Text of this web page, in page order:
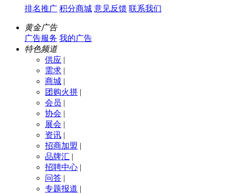
排名推广 积分商城 意见反馈 联系我们
黄金广告
广告服务 我的广告
特色频道
供应 |
需求 |
商城 |
团购火拼 |
会员 |
协会 |
展会 |
资讯 |
招商加盟 |
品牌汇 |
招聘中心 |
问答 |
专题报道 |